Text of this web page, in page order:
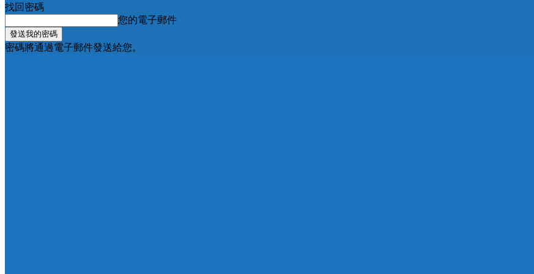
找回密碼
您的電子郵件
密碼將通過電子郵件發送給您。